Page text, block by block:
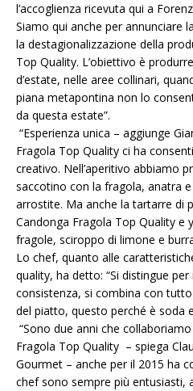
l’accoglienza ricevuta qui a
Siamo qui anche per annunciare
la destagionalizzazione della
Top Quality. L’obiettivo è
d’estate, nelle aree collinari,
piana metapontina non lo
da questa estate”.
“Esperienza unica – aggiunge
Fragola Top Quality ci ha
creativo. Nell’aperitivo abbiamo
saccotino con la fragola, anatra
arrostite. Ma anche la tartarre di
Candonga Fragola Top Quality e
fragole, sciroppo di limone e
Lo chef, quanto alle
quality, ha detto: “Si distingue
consistenza, si combina con
del piatto, questo perché è soda
“Sono due anni che
Fragola Top Quality – spiega
Gourmet – anche per il 2015 ha
chef sono sempre più entusiasti,